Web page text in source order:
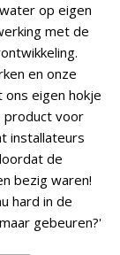
op eigen
met de
en onze
ons eigen hokje
product voor
installateurs
de
bezig waren!
hard in de
gebeuren?'